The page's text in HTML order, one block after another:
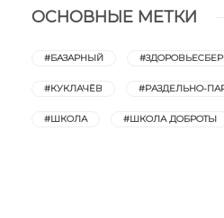
ОСНОВНЫЕ МЕТКИ
#БАЗАРНЫЙ
#КУКЛАЧЁВ #РАЗДЕЛЬНО-
#ШКОЛА #ШКОЛА ДОБРОТЫ